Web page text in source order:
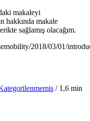
makaleyi
hakkında makale
sağlamış olacağım.
2018/03/01/
/ 1,6 min